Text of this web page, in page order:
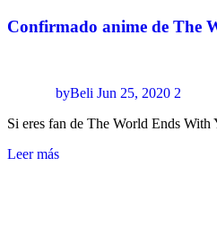
Confirmado anime de The
byBeli Jun 25, 2020 2
Si eres fan de The World Ends
Leer más